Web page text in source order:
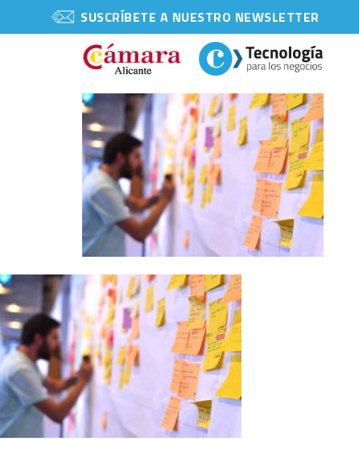
SUSCRÍBETE A NUESTRO NEWSLETTER